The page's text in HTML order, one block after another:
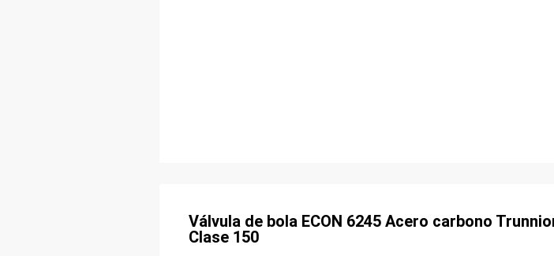
Válvula de bola ECON 6245 Acero carbono
Clase 150